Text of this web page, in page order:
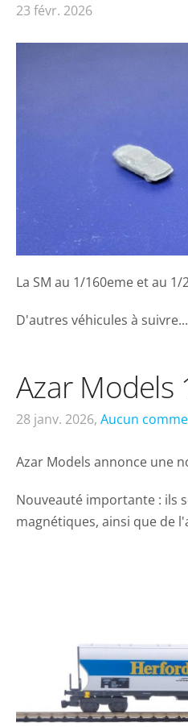
23 févr. 2026
La SM au 1/160eme et au 1/
D'autres véhicules à suivre...
Azar Models
28 janv. 2026, Aucun
Azar Models annonce une
Nouveauté importante : ils
magnétiques, ainsi que de